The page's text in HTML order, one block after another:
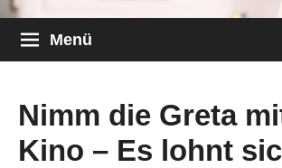
Menü
Nimm die Greta
Kino – Es lohnt